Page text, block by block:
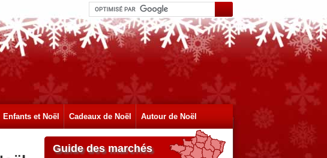
Enfants et Noël Cadeaux de Noël Autour de Noël
Guide des marchés